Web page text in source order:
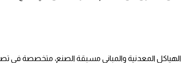
المعدنية والمباني مسبقة الصنع، متخصصة في تصميم